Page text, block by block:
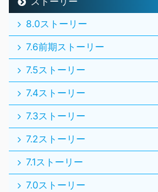
8.0ストーリー
7.6前期ストーリー
7.5ストーリー
7.4ストーリー
7.3ストーリー
7.2ストーリー
7.1ストーリー
7.0ストーリー